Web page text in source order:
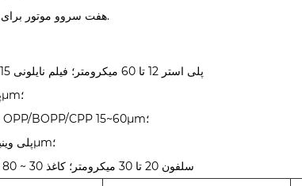
· هفت سروو موتور برای کنترل همزمان.
پلی استر 12 تا 60 میکرومتر؛ فیلم نایلونی 15 تا 60 میکرومتر؛
پلی اتیلن 40~75μm؛
فیلم پلی پروپیلن OPP/BOPP/CPP 15~60μm؛
پلی وینیل کلراید 25~65μm؛
سلفون 20 تا 30 میکرومتر؛ کاغذ 30 ~ 80 گرم در متر مربع